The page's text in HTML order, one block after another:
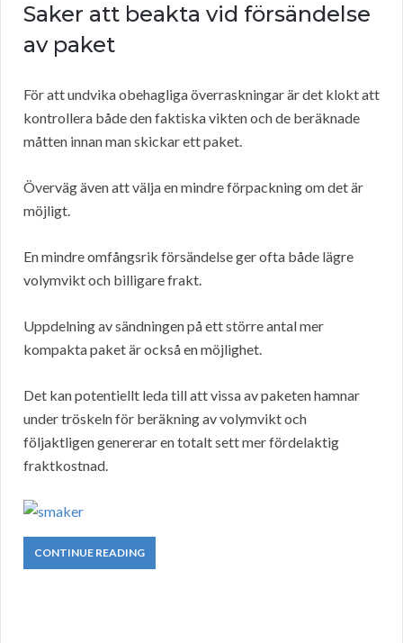
Saker att beakta vid försändelse
av paket
För att undvika obehagliga överraskningar är det klokt att
kontrollera både den faktiska vikten och de beräknade
måtten innan man skickar ett paket.
Överväg även att välja en mindre förpackning om det är
möjligt.
En mindre omfångsrik försändelse ger ofta både lägre
volymvikt och billigare frakt.
Uppdelning av sändningen på ett större antal mer
kompakta paket är också en möjlighet.
Det kan potentiellt leda till att vissa av paketen hamnar
under tröskeln för beräkning av volymvikt och
följaktligen genererar en totalt sett mer fördelaktig
fraktkostnad.
CONTINUE READING